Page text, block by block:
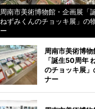
周南市美術博物館・企画展「
ねずみくんのチョッキ展」の
ー
周南市美術博
「誕生50周年
のチョッキ展」
ナー